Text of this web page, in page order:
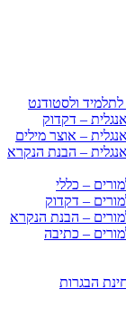
לתלמיד ולסטודנט
– דקדוק
– אוצר מילים
– הבנת הנקרא
– כללי
– דקדוק
– הבנת הנקרא
– כתיבה
הבגרות